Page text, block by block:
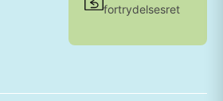
fortrydelsesret